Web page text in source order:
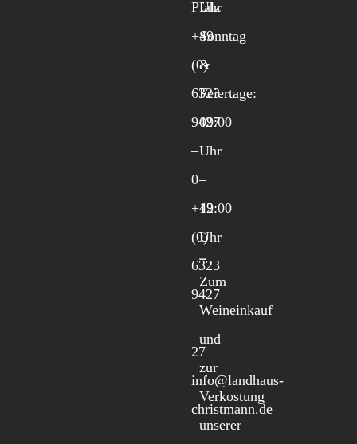
Pfalz
+49
(0)
6323
9427
–
0
+49
(0)
6323
9427
–
27
info@landhaus-
christmann.de
Uhr
Sonntag
&
Feiertage:
09:00
Uhr
–
12:00
Uhr
Zum
Weineinkauf
und
zur
Verkostung
unserer